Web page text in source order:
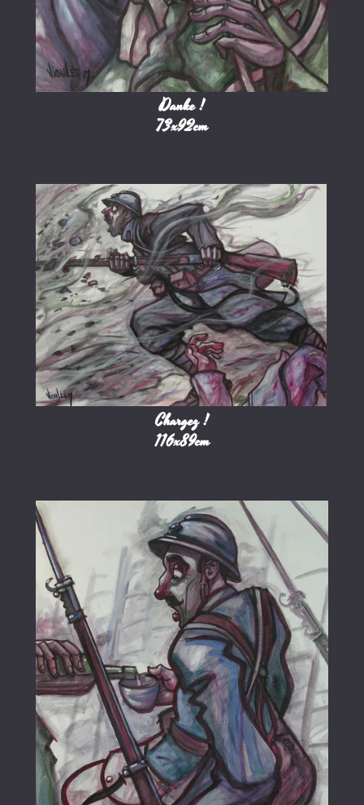
Chargez !
116x89cm
Danke !
73x92cm